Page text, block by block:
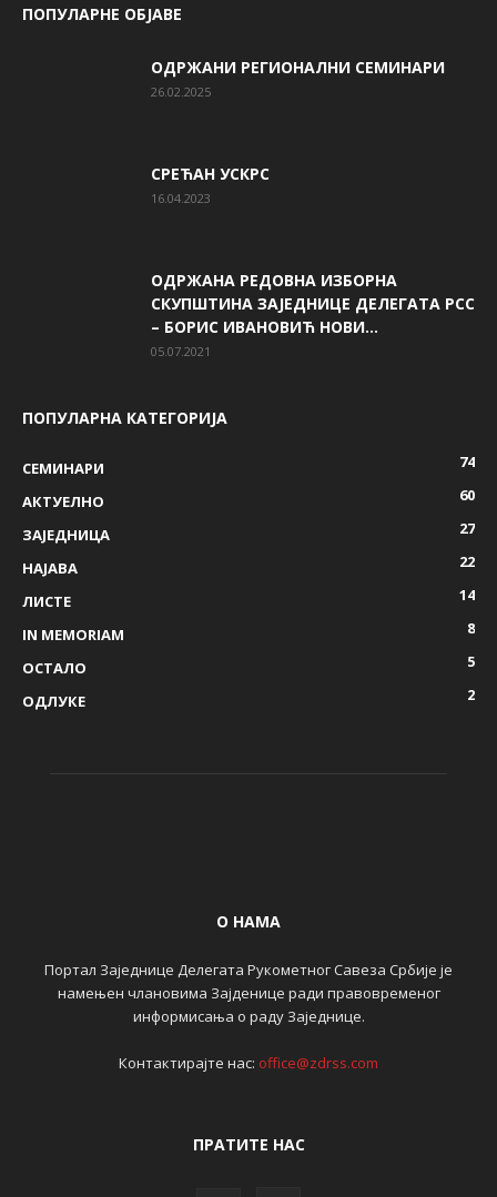
ПОПУЛАРНЕ ОБЈАВЕ
ОДРЖАНИ РЕГИОНАЛНИ СЕМИНАРИ
26.02.2025
СРЕЋАН УСКРС
16.04.2023
ОДРЖАНА РЕДОВНА ИЗБОРНА
СКУПШТИНА ЗАЈЕДНИЦЕ ДЕЛЕГАТА РСС
– БОРИС ИВАНОВИЋ НОВИ...
05.07.2021
ПОПУЛАРНА КАТЕГОРИЈА
СЕМИНАРИ
74
AКТУЕЛНО
60
ЗАЈЕДНИЦА
27
НАЈАВА
22
ЛИСТЕ
14
IN MEMORIAM
8
ОСТАЛО
5
ОДЛУКЕ
2
О НАМА
Портал Заједнице Делегата Рукометног Савеза Србије је
намењен члановима Зајденице ради правовременог
информисања о раду Заједнице.
Контактирајте нас: office@zdrss.com
ПРАТИТЕ НАС